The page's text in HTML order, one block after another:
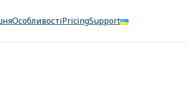
ОсобливостіPricingSupport